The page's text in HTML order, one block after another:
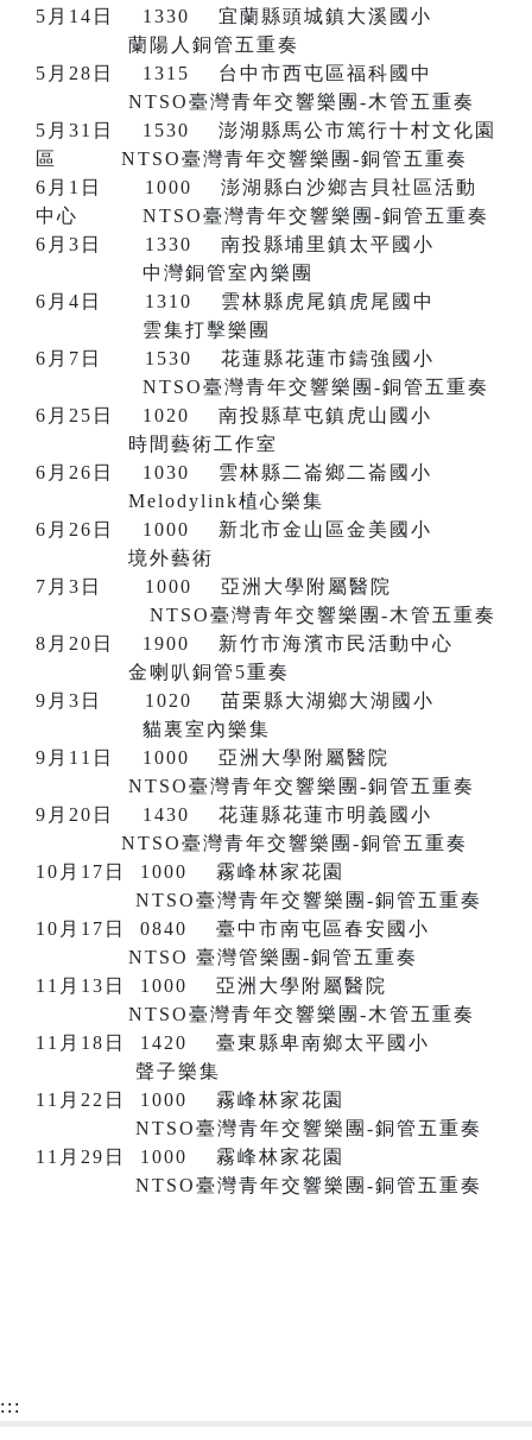
5月14日 1330 宜蘭縣頭城鎮大溪國小
蘭陽人銅管五重奏
5月28日 1315 台中市西屯區福科國中
NTSO臺灣青年交響樂團-木管五重奏
5月31日 1530 澎湖縣馬公市篤行十村文化園
區 NTSO臺灣青年交響樂團-銅管五重奏
6月1日 1000 澎湖縣白沙鄉吉貝社區活動
中心 NTSO臺灣青年交響樂團-銅管五重奏
6月3日 1330 南投縣埔里鎮太平國小
中灣銅管室內樂團
6月4日 1310 雲林縣虎尾鎮虎尾國中
雲集打擊樂團
6月7日 1530 花蓮縣花蓮市鑄強國小
NTSO臺灣青年交響樂團-銅管五重奏
6月25日 1020 南投縣草屯鎮虎山國小
時間藝術工作室
6月26日 1030 雲林縣二崙鄉二崙國小
Melodylink植心樂集
6月26日 1000 新北市金山區金美國小
境外藝術
7月3日 1000 亞洲大學附屬醫院
NTSO臺灣青年交響樂團-木管五重奏
8月20日 1900 新竹市海濱市民活動中心
金喇叭銅管5重奏
9月3日 1020 苗栗縣大湖鄉大湖國小
貓裏室內樂集
9月11日 1000 亞洲大學附屬醫院
NTSO臺灣青年交響樂團-銅管五重奏
9月20日 1430 花蓮縣花蓮市明義國小
NTSO臺灣青年交響樂團-銅管五重奏
10月17日 1000 霧峰林家花園
NTSO臺灣青年交響樂團-銅管五重奏
10月17日 0840 臺中市南屯區春安國小
NTSO 臺灣管樂團-銅管五重奏
11月13日 1000 亞洲大學附屬醫院
NTSO臺灣青年交響樂團-木管五重奏
11月18日 1420 臺東縣卑南鄉太平國小
聲子樂集
11月22日 1000 霧峰林家花園
NTSO臺灣青年交響樂團-銅管五重奏
11月29日 1000 霧峰林家花園
NTSO臺灣青年交響樂團-銅管五重奏
:::